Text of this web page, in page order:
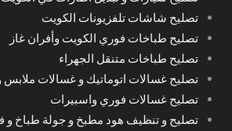
تصليح شاشات تلفزيونات الكويت
تصليح طباخات فوري الكويت وأفران غاز
تصليح طباخات متنقل الجهراء
تصليح غسالات اتوماتيك و غسالات ملابس
تصليح غسالات فوري واسبيرات
تصليح و تنظيف هود مطبخ و جولة طباخ و